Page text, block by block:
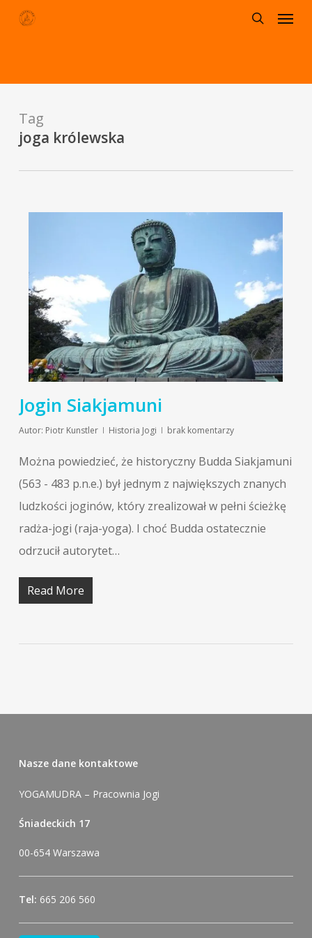
Skip
Menu
Tag
joga królewska
Jogin Siakjamuni
Autor: Piotr Kunstler Historia Jogi brak komentarzy
Można powiedzieć, że historyczny Budda Siakjamuni
(563 - 483 p.n.e.) był jednym z największych znanych
ludzkości joginów, który zrealizował w pełni ścieżkę
radża-jogi (raja-yoga). I choć Budda ostatecznie
odrzucił autorytet…
Read More
Nasze dane kontaktowe
YOGAMUDRA – Pracownia Jogi
Śniadeckich 17
00-654 Warszawa
Tel: 665 206 560